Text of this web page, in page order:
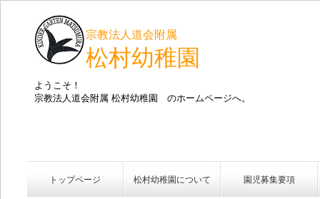
宗教法人道会附属
松村幼稚園
ようこそ！
宗教法人道会附属 松村幼稚園 のホームページへ。
トップページ 松村幼稚園について 園児募集要項